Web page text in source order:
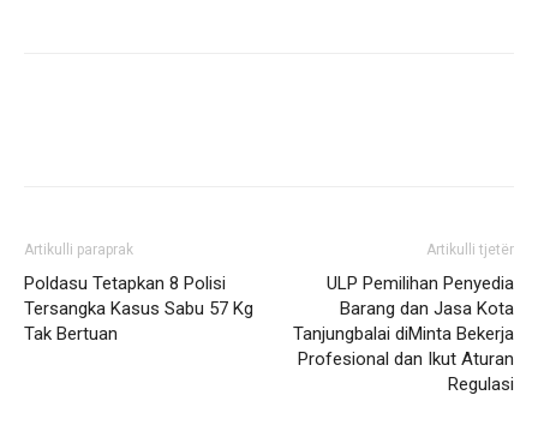
Artikulli paraprak
Poldasu Tetapkan 8 Polisi
Tersangka Kasus Sabu 57 Kg
Tak Bertuan
Artikulli tjetër
ULP Pemilihan Penyedia
Barang dan Jasa Kota
Tanjungbalai diMinta Bekerja
Profesional dan Ikut Aturan
Regulasi